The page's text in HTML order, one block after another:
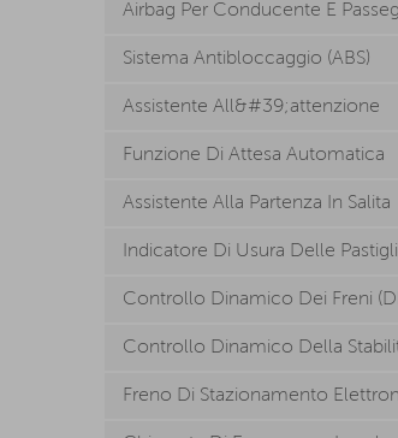
Airbag Per Conducente E
Sistema Antibloccaggio (ABS)
Assistente All&#39;attenzione
Funzione Di Attesa Automatica
Assistente Alla Partenza In Salita
Indicatore Di Usura Delle
Controllo Dinamico Dei Freni
Controllo Dinamico Della
Freno Di Stazionamento